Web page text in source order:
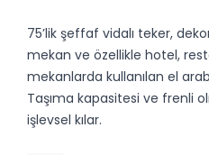
75’lik şeffaf vidalı teker,
mekan ve özellikle hotel,
mekanlarda kullanılan el
Taşıma kapasitesi ve frenli
işlevsel kılar.